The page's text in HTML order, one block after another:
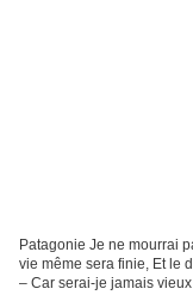
Patagonie Je ne mourrai
vie même sera finie, Et le
– Car serai-je jamais